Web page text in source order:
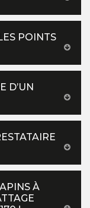
POINTS
D’UN
À